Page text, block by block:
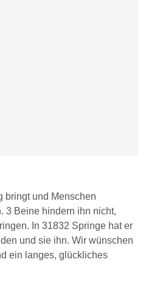
bringt und Menschen
3 Beine hindern ihn nicht,
In 31832 Springe hat er
und sie ihn. Wir wünschen
ein langes, glückliches